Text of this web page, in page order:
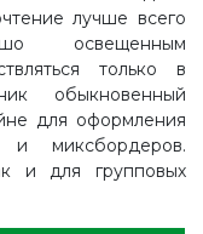
лучше всего
освещенным
только в
обыкновенный
для оформления
и миксбордеров.
и для групповых